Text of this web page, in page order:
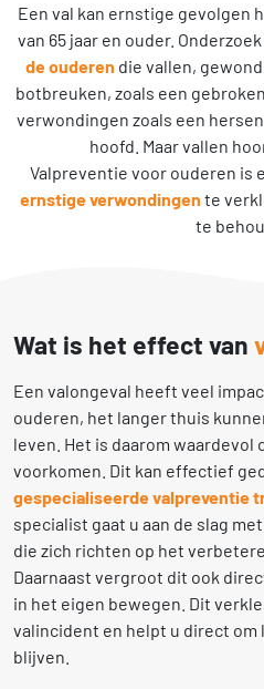
Een val kan ernstige gevolgen
van 65 jaar en ouder.
de ouderen die vallen,
botbreuken, zoals een
verwondingen zoals een
hoofd. Maar vallen
Valpreventie voor ouderen is
ernstige verwondingen te
te
Wat is het effect van
Een valongeval heeft veel
ouderen, het langer thuis
leven. Het is daarom waardevol
voorkomen. Dit kan effectief
gespecialiseerde valpreventie
specialist gaat u aan de slag
die zich richten op het
Daarnaast vergroot dit ook
in het eigen bewegen. Dit
valincident en helpt u direct om
blijven.